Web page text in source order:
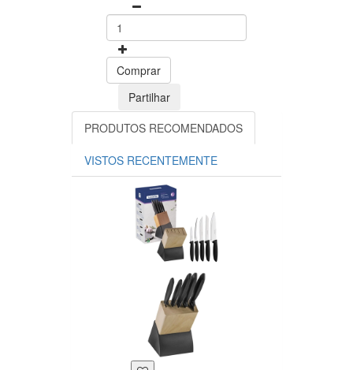
Comprar
Partilhar
PRODUTOS RECOMENDADOS
VISTOS RECENTEMENTE